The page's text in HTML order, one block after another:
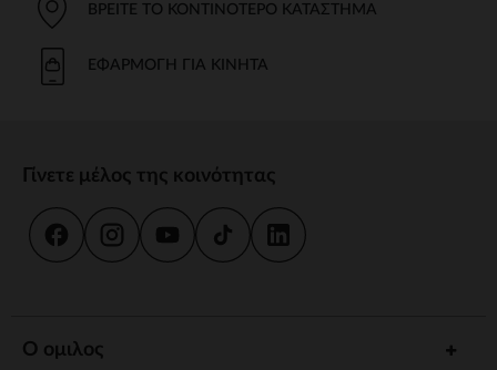
ΒΡΕΊΤΕ ΤΟ ΚΟΝΤΙΝΌΤΕΡΟ ΚΑΤΆΣΤΗΜΑ
ΕΦΑΡΜΟΓΉ ΓΙΑ ΚΙΝΗΤΆ
Γίνετε μέλος της κοινότητας
Ο ομιλος